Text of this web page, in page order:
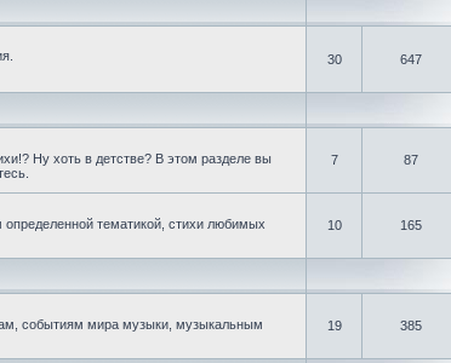
30 647
Ну хоть в детстве? В этом разделе вы
7 87
тематикой, стихи любимых
10 165
событиям мира музыки, музыкальным
19 385